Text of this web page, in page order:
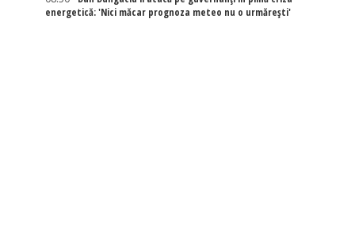
energetică: 'Nici măcar prognoza meteo nu o urmărești'